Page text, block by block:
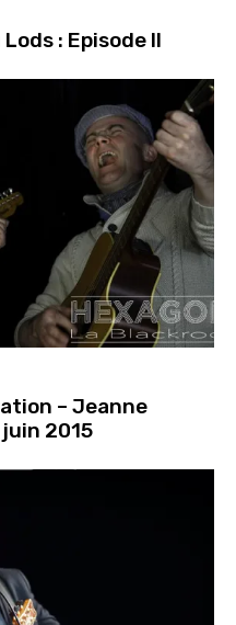
: Episode II
– Jeanne
2015